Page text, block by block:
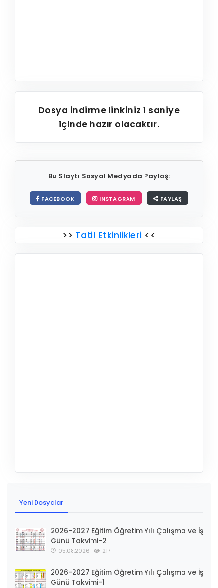
Dosya indirme linkiniz1 saniye
içinde hazır olacaktır.
Bu Slaytı Sosyal Medyada Paylaş:
FACEBOOK INSTAGRAM PAYLAŞ
>> Tatil Etkinlikleri <<
Yeni Dosyalar
2026-2027 Eğitim Öğretim Yılı Çalışma ve İş
Günü Takvimi-2
05.08.2026 217
2026-2027 Eğitim Öğretim Yılı Çalışma ve İş
Günü Takvimi-1